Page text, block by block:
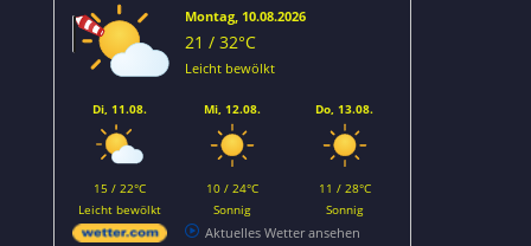
Montag, 10.08.2026
21 / 32°C
Leicht bewölkt
Di, 11.08.
15 / 22°C
Leicht bewölkt
Mi, 12.08.
10 / 24°C
Sonnig
Do, 13.08.
11 / 28°C
Sonnig
Aktuelles Wetter ansehen